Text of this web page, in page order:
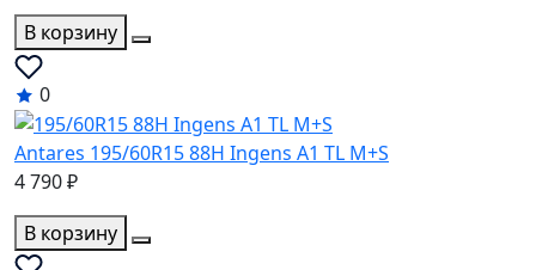
В корзину
0
Antares 195/60R15 88H Ingens A1 TL M+S
4 790 ₽
В корзину